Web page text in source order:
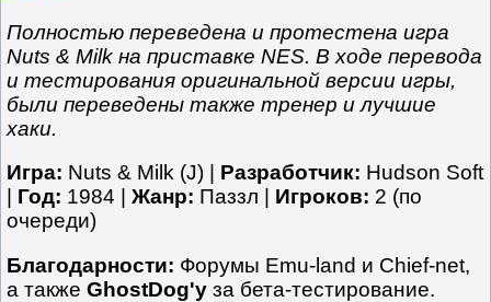
Полностью переведена и протестена игра
Nuts & Milk на приставке NES. В ходе перевода
и тестирования оригинальной версии игры,
были переведены также тренер и лучшие
хаки.
Игра: Nuts & Milk (J) | Разработчик: Hudson Soft
Год: 1984 | Жанр: Паззл | Игроков: 2 (по
очереди)
Благодарности: Форумы Emu-land и Chief-net,
а также GhostDog'у за бета-тестирование.